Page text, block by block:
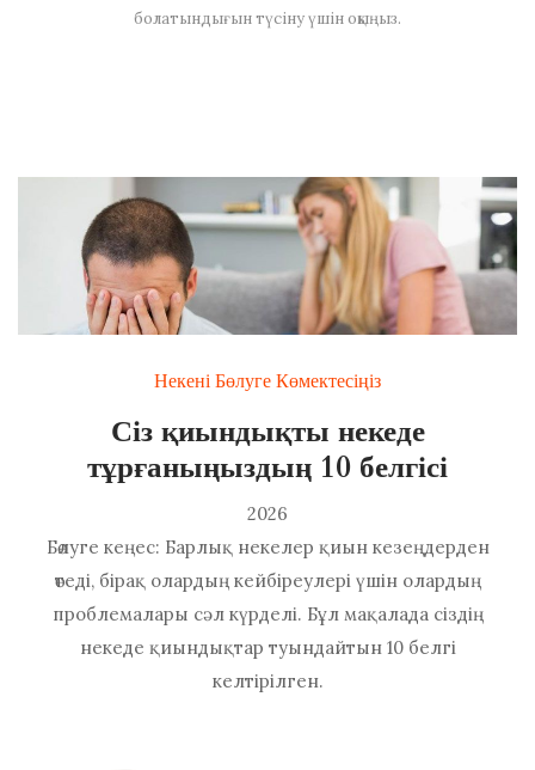
болатындығын түсіну үшін оқыңыз.
Некені Бөлуге Көмектесіңіз
Сіз қиындықты некеде
тұрғаныңыздың 10 белгісі
2026
Бөлуге кеңес: Барлық некелер қиын кезеңдерден
өтеді, бірақ олардың кейбіреулері үшін олардың
проблемалары сәл күрделі. Бұл мақалада сіздің
некеде қиындықтар туындайтын 10 белгі
келтірілген.